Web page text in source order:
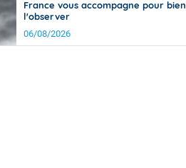
France vous accompagne pour bien
l'observer
06/08/2026